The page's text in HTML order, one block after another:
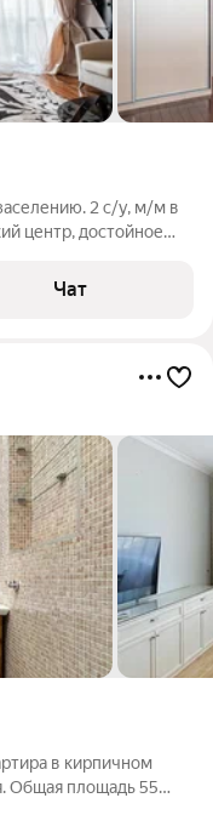
2 с/у, м/м в
центр, достойное
Чат
в кирпичном
площадь 55